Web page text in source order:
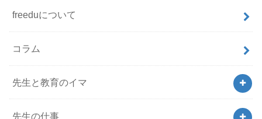
freeduについて
コラム
先生と教育のイマ
先生の仕事